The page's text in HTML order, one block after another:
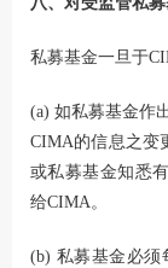
私募基金一旦于
(a) 如私募基金作
CIMA的信息之变
或私募基金知悉
给CIMA。
(b) 私募基金必须